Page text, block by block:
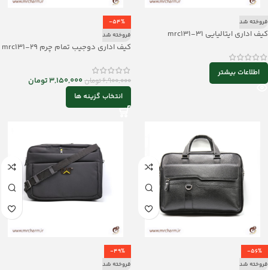
فروخته شد
کیف اداری ایتالیایی mrc131-31
اطلاعات بیشتر
-54%
فروخته شد
کیف اداری دوجیب تمام چرم mrc131-29
6,900,000تومان3,150,000تومان
انتخاب گزینه ها
-56%
فروخته شد
-49%
فروخته شد